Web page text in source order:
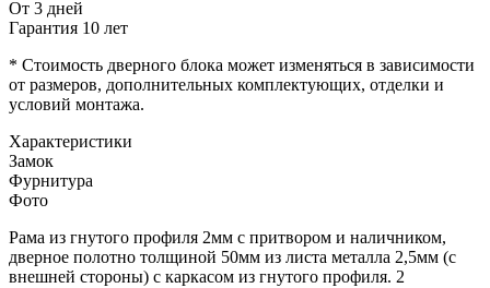
От 3 дней
Гарантия 10 лет
* Стоимость дверного блока может изменяться в зависимости
от размеров, дополнительных комплектующих, отделки и
условий монтажа.
Характеристики
Замок
Фурнитура
Фото
Рама из гнутого профиля 2мм с притвором и наличником,
дверное полотно толщиной 50мм из листа металла 2,5мм (с
внешней стороны) c каркасом из гнутого профиля. 2